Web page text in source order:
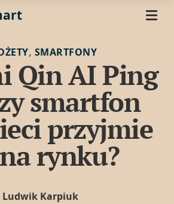
, SMARTFONY
Qin AI Ping
smartfon
przyjmie
rynku?
Ludwik Karpiuk